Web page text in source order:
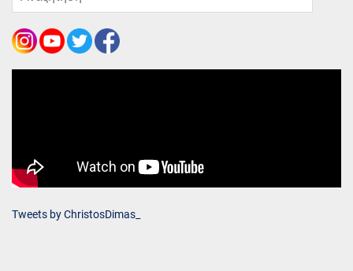
Tweets by ChristosDimas_